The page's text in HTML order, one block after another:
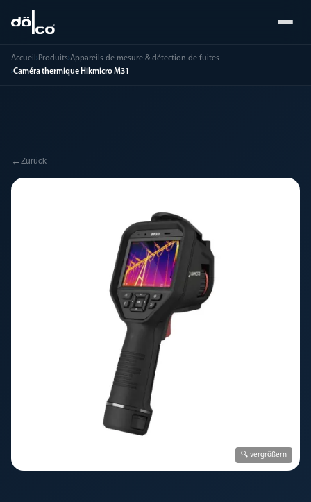
Accueil ›Produits›Appareils de mesure & détection de fuites
›Caméra thermique Hikmicro M31
← Zurück
🔍 vergrößern